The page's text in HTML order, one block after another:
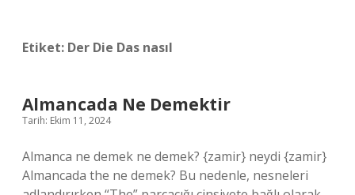
Etiket: Der Die Das nasıl
Almancada Ne Demektir
Tarih: Ekim 11, 2024
Almanca ne demek ne demek? {zamir} neydi {zamir}
Almancada the ne demek? Bu nedenle, nesneleri